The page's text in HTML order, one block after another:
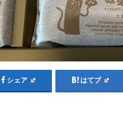
シェア はてブ